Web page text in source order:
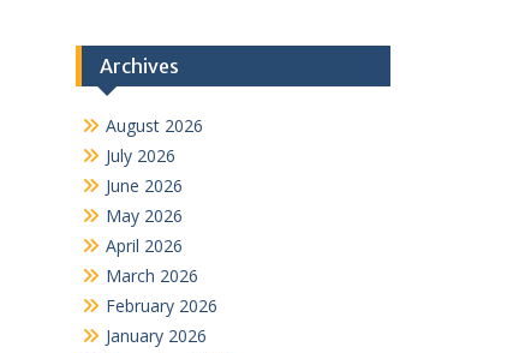
Archives
August 2026
July 2026
June 2026
May 2026
April 2026
March 2026
February 2026
January 2026